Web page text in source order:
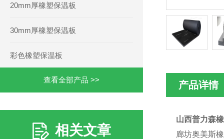
20mm厚橡塑保温板
30mm厚橡塑保温板
彩色橡塑保温板
查看全部产品 >>
相关文章
产品详情
山西普力森
廊坊奥美斯